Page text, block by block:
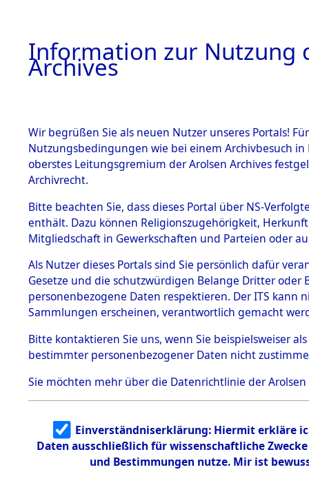
BESTÄNDE
1.
mente
5. Verschiedenes
5.3
Todesmärsche
5.3.1 Alliierte
Erhebungen
zu
Todesmärsch
en
5.3.2
Identifizierun
g
5.3.3
Todesmärsch
Dead -
Branch -
0141
Information zur Nutzung
Archives
Wir begrüßen Sie als neuen Nutzer unseres Portals!
Nutzungsbedingungen wie bei einem Archivbesuch
oberstes Leitungsgremium der Arolsen Archives
Archivrecht.
Bitte beachten Sie, dass dieses Portal über NS-
enthält. Dazu können Religionszugehörigkeit,
Mitgliedschaft in Gewerkschaften und Parteien oder
Als Nutzer dieses Portals sind Sie persönlich dafür
Gesetze und die schutzwürdigen Belange Dritter
personenbezogene Daten respektieren. Der ITS
Sammlungen erscheinen, verantwortlich gemacht
Bitte kontaktieren Sie uns, wenn Sie beispielsweiser
bestimmter personenbezogener Daten nicht
Sie möchten mehr über die Datenrichtlinie der Arolsen
Einverständniserklärung: Hiermit erkläre
Daten ausschließlich für wissenschaftliche
und Bestimmungen nutze. Mir ist